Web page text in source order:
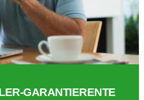
GARANTIERENTE